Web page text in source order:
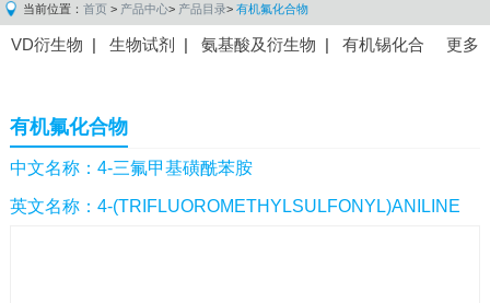
当前位置： 首页 > 产品中心> 产品目录> 有机氟化合物
更多
VD衍生物 | 生物试剂 | 氨基酸及衍生物 | 有机锡化合
间体|抗高血压药物中间体
感染药物中间体|
体 |抗精神病药物中间体| 抗炎药物中间体
药中间体|其他原料药中间体|
有机氟化合物
中文名称：4-三氟甲基磺酰苯胺
英文名称：4-(TRIFLUOROMETHYLSULFONYL)ANILINE